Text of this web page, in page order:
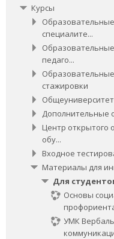
Курсы
специалите...
педаго...
стажировки
Дополнительные
Центр открытого
обу...
Входное
Материалы для
Для
Основы
УМК